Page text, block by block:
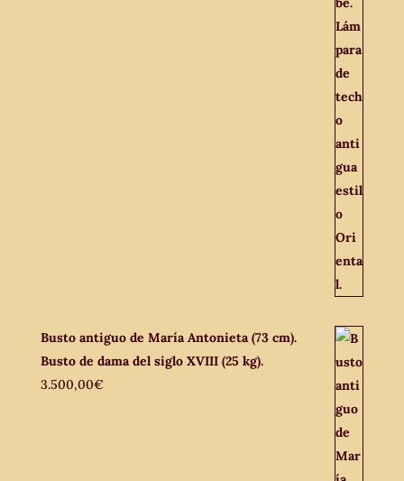
Busto antiguo de María Antonieta (73 cm).
Busto de dama del siglo XVIII (25 kg).
3.500,00€